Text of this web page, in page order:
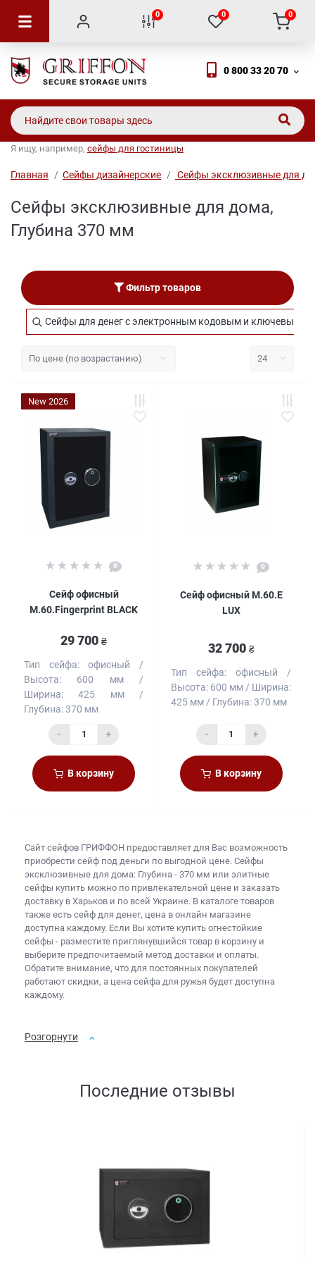
0 0 0
0 800 33 20 70
Я ищу, например, сейфы для гостиницы
Главная Сейфы дизайнерские Сейфы эксклюзивные для
Сейфы эксклюзивные для дома,
Глубина 370 мм
Фильтр товаров
Сейфы для денег с электронным кодовым и ключевым
New 2026
0
Сейф офисный
M.60.Fingerprint BLACK
29 700 ₴
Тип сейфа:
офисный
Высота:
600 мм
Ширина:
425 мм
Глубина:370 мм
- +
В корзину
0
Сейф офисный M.60.Е
LUX
32 700 ₴
Тип сейфа:
офисный
Высота: 600 мм
Ширина:
425 мм
Глубина:370 мм
- +
В корзину
Сайт сейфов ГРИФФОН предоставляет для Вас возможность
приобрести сейф под деньги по выгодной цене. Сейфы
эксклюзивные для дома: Глубина - 370 мм или элитные
сейфы купить можно по привлекательной цене и заказать
доставку в Харьков и по всей Украине. В каталоге товаров
также есть сейф для денег, цена в онлайн магазине
доступна каждому. Если Вы хотите купить огнестойкие
сейфы - разместите приглянувшийся товар в корзину и
выберите предпочитаемый метод доставки и оплаты.
Обратите внимание, что для постоянных покупателей
работают скидки, а цена сейфа для ружья будет доступна
каждому.
Розгорнути
Последние отзывы